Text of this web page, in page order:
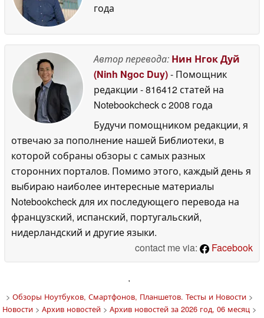
года
Автор перевода: Нин Нгок Дуй
(Ninh Ngoc Duy)- Помощник
редакции - 816412 статей на
Notebookcheckc 2008 года
Будучи помощником редакции, я
отвечаю за пополнение нашей Библиотеки, в
которой собраны обзоры с самых разных
сторонних порталов. Помимо этого, каждый день я
выбираю наиболее интересные материалы
Notebookcheck для их последующего перевода на
французский, испанский, португальский,
нидерландский и другие языки.
contact me via:
Facebook
'
> Обзоры Ноутбуков, Смартфонов, Планшетов. Тесты и Новости>
Новости> Архив новостей> Архив новостей за 2026 год, 06 месяц>